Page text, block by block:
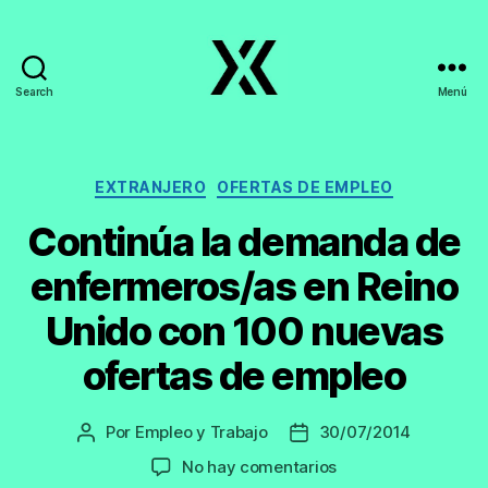
Search Menú
Categorías
EXTRANJERO OFERTAS DE EMPLEO
Continúa la demanda de
enfermeros/as en Reino
Unido con 100 nuevas
ofertas de empleo
Autor
Por Empleo y Trabajo
Fecha
de
30/07/2014
No hay comentariosen